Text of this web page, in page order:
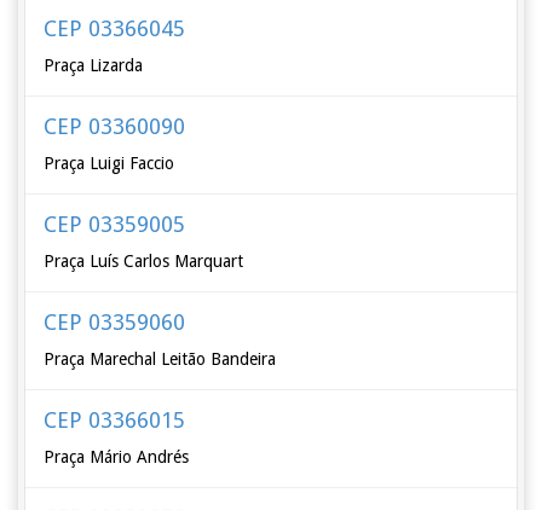
CEP 03366045
Praça Lizarda
CEP 03360090
Praça Luigi Faccio
CEP 03359005
Praça Luís Carlos Marquart
CEP 03359060
Praça Marechal Leitão Bandeira
CEP 03366015
Praça Mário Andrés